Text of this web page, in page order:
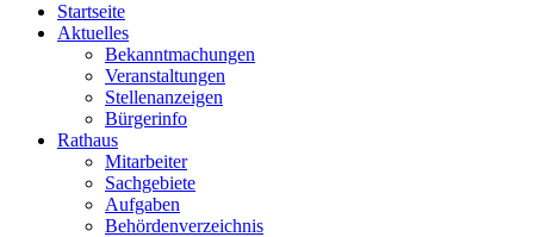
Startseite
Aktuelles
Bekanntmachungen
Veranstaltungen
Stellenanzeigen
Bürgerinfo
Rathaus
Mitarbeiter
Sachgebiete
Aufgaben
Behördenverzeichnis